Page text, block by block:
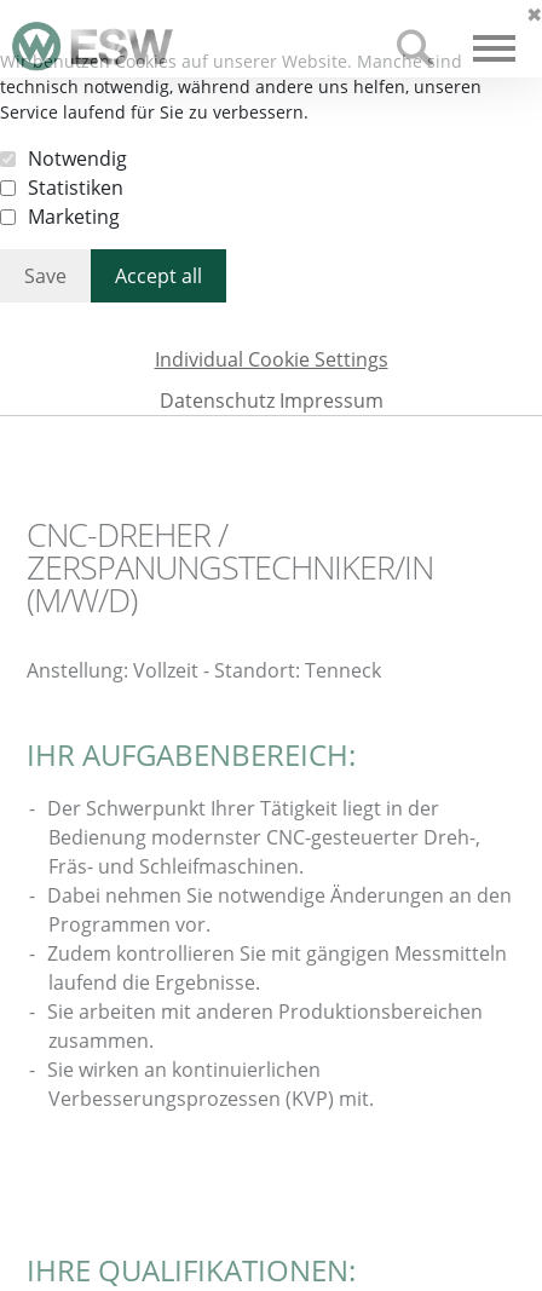
✖
Wir benutzen Cookies auf unserer Website. Manche sind
technisch notwendig, während andere uns helfen, unseren
Service laufend für Sie zu verbessern.
Notwendig
Statistiken
Marketing
Save Accept all
Individual Cookie Settings
Datenschutz Impressum
DE EN
CNC-DREHER /
ZERSPANUNGSTECHNIKER/IN
(M/W/D)
Anstellung: Vollzeit - Standort: Tenneck
IHR AUFGABENBEREICH:
Der Schwerpunkt Ihrer Tätigkeit liegt in der
Bedienung modernster CNC-gesteuerter Dreh-,
Fräs- und Schleifmaschinen.
Dabei nehmen Sie notwendige Änderungen an den
Programmen vor.
Zudem kontrollieren Sie mit gängigen Messmitteln
laufend die Ergebnisse.
Sie arbeiten mit anderen Produktionsbereichen
zusammen.
Sie wirken an kontinuierlichen
Verbesserungsprozessen (KVP) mit.
IHRE QUALIFIKATIONEN: